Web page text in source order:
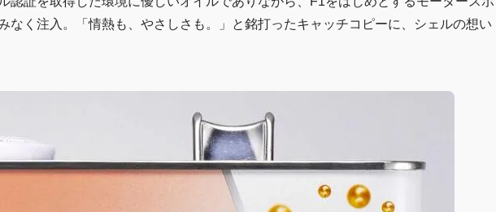
なく注入。「情熱も、やさしさも。」と銘打ったキャッチコピーに、シェルの想い